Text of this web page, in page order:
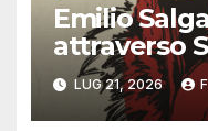
Emilio
attraverso
prima)
LUG 21, 2026